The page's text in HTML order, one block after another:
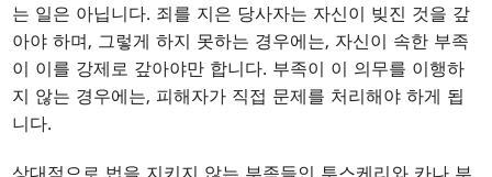
는 일은 아닙니다. 죄를 지은 당사자는 자신이 빚진 것을 갚
아야 하며, 그렇게 하지 못하는 경우에는, 자신이 속한 부족
이 이를 강제로 갚아야만 합니다. 부족이 이 의무를 이행하
지 않는 경우에는, 피해자가 직접 문제를 처리해야 하게 됩
니다.